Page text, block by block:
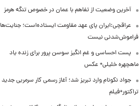
آخرین وضعیت از تفاهم با عمان در خصوص تنگه هرمز
عراقچی:ایران پای عهد مقاومت ایستاده‌است؛ جنایت‌ها
فراموش‌شدنی نیست
پست احساسی و غم انگیز سوسن پرور برای زنده یاد
ماهچهره خلیلی+ عکس
جواد نکونام وارد تبریز شد؛ آغاز رسمی کار سرمربی جدید
تراکتور+فیلم